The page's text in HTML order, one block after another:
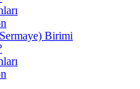
Birimi